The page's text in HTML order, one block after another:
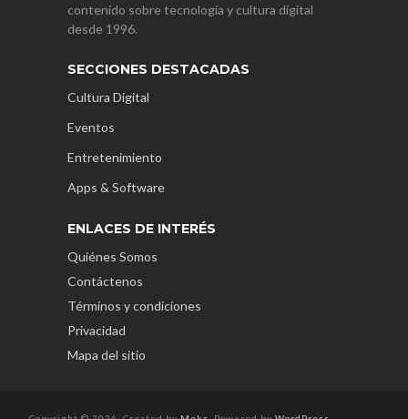
contenido sobre tecnología y cultura digital
desde 1996.
SECCIONES DESTACADAS
Cultura Digital
Eventos
Entretenimiento
Apps & Software
ENLACES DE INTERÉS
Quiénes Somos
Contáctenos
Términos y condiciones
Privacidad
Mapa del sitio